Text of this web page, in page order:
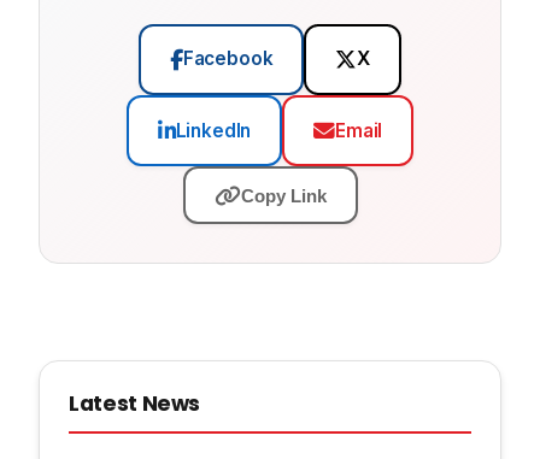
Facebook X
LinkedIn Email
Copy Link
Latest News